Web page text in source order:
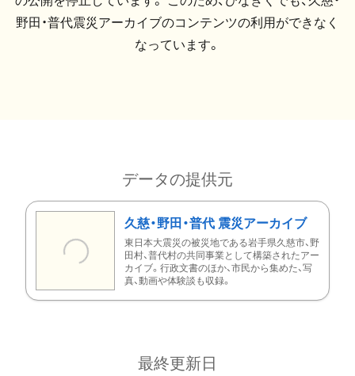
野田・普代震災アーカイブのコンテンツの利用ができなく
なっています。
データの提供元
久慈・野田・普代 震災アーカイブ
東日本大震災の被災地である岩手県久慈市、野
田村、普代村の共同事業として構築されたアー
カイブ。行政文書のほか、市民から集めた、写
真、動画や体験談も収録。
最終更新日